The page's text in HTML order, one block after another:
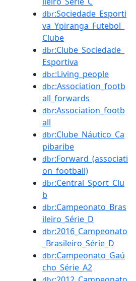
dbr:Sociedade_Esporti
va_Ypiranga_Futebol_
Clube
dbr:Clube_Sociedade_
Esportiva
dbc:Living_people
dbc:Association_footb
all_forwards
dbr:Association_footb
all
dbr:Clube_Náutico_Ca
pibaribe
dbr:Forward_(associati
on_football)
dbr:Central_Sport_Clu
b
dbr:Campeonato_Bras
ileiro_Série_D
dbr:2016_Campeonato
_Brasileiro_Série_D
dbr:Campeonato_Gaú
cho_Série_A2